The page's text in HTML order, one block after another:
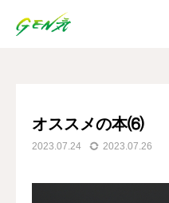
ブログ
オススメの本⑹
2023.07.24 2023.07.26
Instagram
X